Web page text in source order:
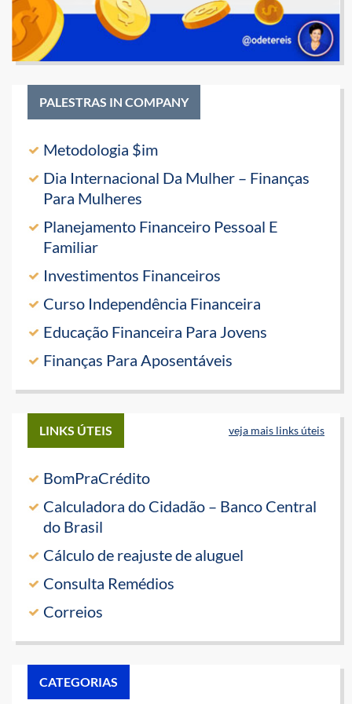
PALESTRAS IN COMPANY
Metodologia $im
Dia Internacional Da Mulher – Finanças
Para Mulheres
Planejamento Financeiro Pessoal E
Familiar
Investimentos Financeiros
Curso Independência Financeira
Educação Financeira Para Jovens
Finanças Para Aposentáveis
LINKS ÚTEIS veja mais links úteis
BomPraCrédito
Calculadora do Cidadão – Banco Central
do Brasil
Cálculo de reajuste de aluguel
Consulta Remédios
Correios
CATEGORIAS